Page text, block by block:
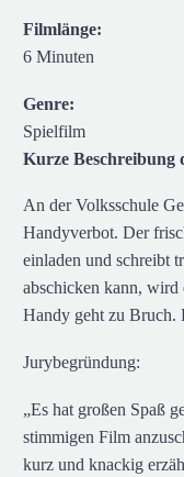
Filmlänge:
6 Minuten
Genre:
Spielfilm
Kurze Beschreibung
An der Volksschule
Handyverbot. Der
einladen und schreibt
abschicken kann, wird
Handy geht zu Bruch.
Jurybegründung:
„Es hat großen Spaß
stimmigen Film
kurz und knackig